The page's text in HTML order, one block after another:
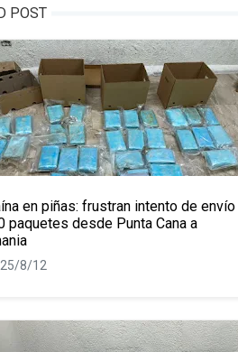
POST
en piñas: frustran intento de envío
paquetes desde Punta Cana a
8/12